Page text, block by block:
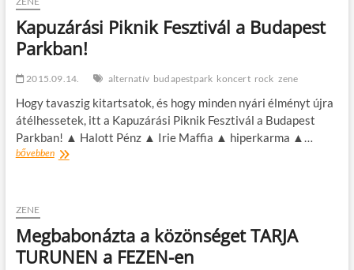
Kapuzárási Piknik Fesztivál a Budapest
Parkban!
2015.09.14. alternatív budapestpark koncert rock zene
Hogy tavaszig kitartsatok, és hogy minden nyári élményt újra
átélhessetek, itt a Kapuzárási Piknik Fesztivál a Budapest
Parkban! ▲ Halott Pénz ▲ Irie Maffia ▲ hiperkarma ▲…
bővebbenKapuzárási
ZENE
Megbabonázta a közönséget TARJA
TURUNEN a FEZEN-en